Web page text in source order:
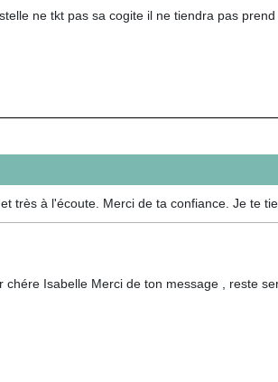
ne tkt pas sa cogite il ne tiendra pas
très à l'écoute. Merci de ta confiance. Je te
chére Isabelle Merci de ton message , reste